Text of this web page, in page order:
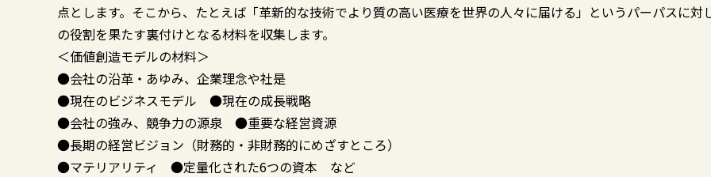
点とします。そこから、たとえば「革新的な技術でより質の高い医療を世界の人々に届ける」というパーパスに対
の役割を果たす裏付けとなる材料を収集します。
＜価値創造モデルの材料＞
●会社の沿革・あゆみ、企業理念や社是
●現在のビジネスモデル ●現在の成長戦略
●会社の強み、競争力の源泉 ●重要な経営資源
●長期の経営ビジョン（財務的・非財務的にめざすところ）
●マテリアリティ ●定量化された6つの資本 など